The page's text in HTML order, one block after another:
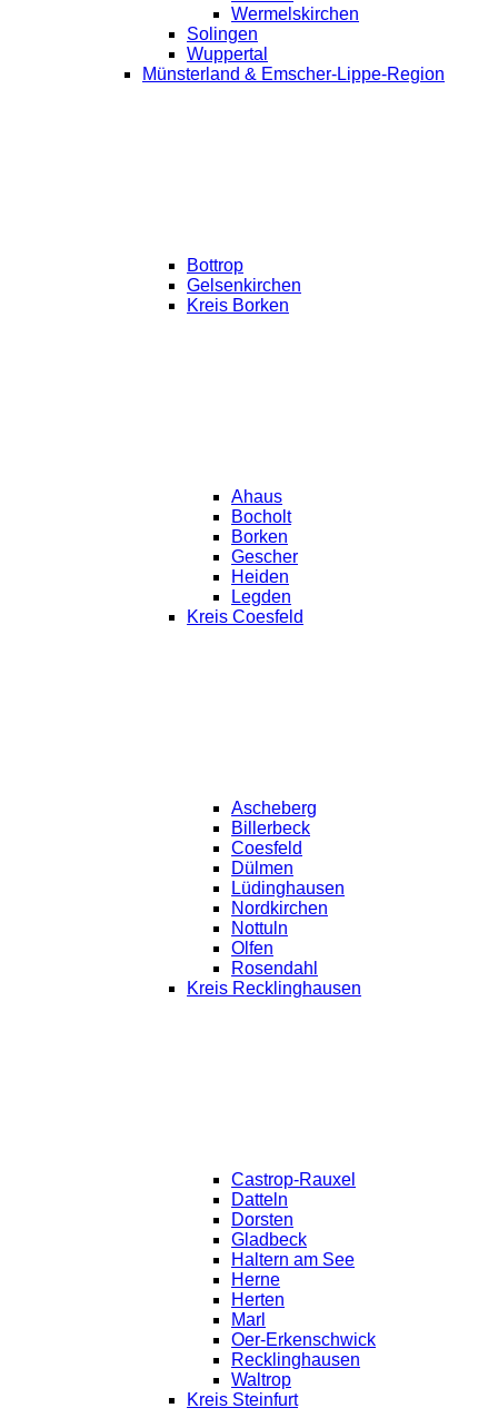
Wermelskirchen
Solingen
Wuppertal
Münsterland & Emscher-Lippe-Region
Bottrop
Gelsenkirchen
Kreis Borken
Ahaus
Bocholt
Borken
Gescher
Heiden
Legden
Kreis Coesfeld
Ascheberg
Billerbeck
Coesfeld
Dülmen
Lüdinghausen
Nordkirchen
Nottuln
Olfen
Rosendahl
Kreis Recklinghausen
Castrop-Rauxel
Datteln
Dorsten
Gladbeck
Haltern am See
Herne
Herten
Marl
Oer-Erkenschwick
Recklinghausen
Waltrop
Kreis Steinfurt